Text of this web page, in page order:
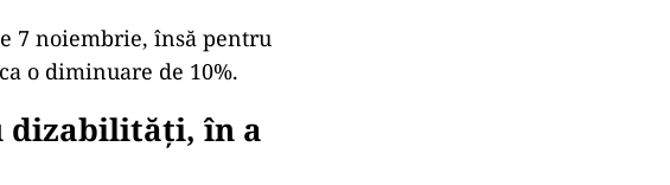
7 noiembrie, însă pentru
o diminuare de 10%.
dizabilități, în a